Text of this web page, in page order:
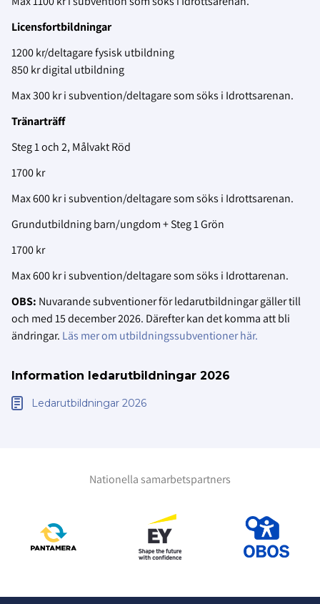
Licensfortbildningar
1200 kr/deltagare fysisk utbildning
850 kr digital utbildning
Max 300 kr i subvention/deltagare som söks i Idrottsarenan.
Tränarträff
Steg 1 och 2, Målvakt Röd
1700 kr
Max 600 kr i subvention/deltagare som söks i Idrottsarenan.
Grundutbildning barn/ungdom + Steg 1 Grön
1700 kr
Max 600 kr i subvention/deltagare som söks i Idrottarenan.
OBS: Nuvarande subventioner för ledarutbildningar gäller till
och med 15 december 2026. Därefter kan det komma att bli
ändringar. Läs mer om utbildningssubventioner här.
Information ledarutbildningar 2026
Ledarutbildningar 2026
Nationella samarbetspartners